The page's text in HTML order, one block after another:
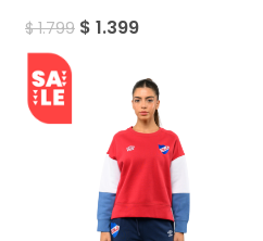
$1.799 $ 1.399